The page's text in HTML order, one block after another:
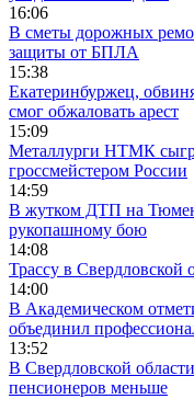
16:06
В сметы дорожных
защиты от БПЛА
15:38
Екатеринбуржец,
смог обжаловать арест
15:09
Металлурги НТМК
гроссмейстером России
14:59
В жутком ДТП на
рукопашному бою
14:08
Трассу в Свердловской
14:00
В Академическом
объединил
13:52
В Свердловской
пенсионеров меньше